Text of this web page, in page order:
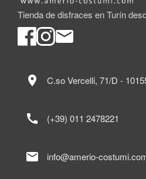
Tienda de disfraces en Turín
location_on C.so Vercelli, 71/D -
call (+39) 011 2478221
mail info@amerio-